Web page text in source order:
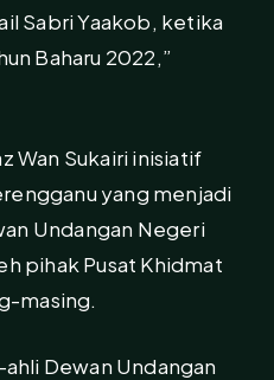
Sabri Yaakob, ketika
Baharu 2022,”
Wan Sukairi inisiatif
yang menjadi
Undangan Negeri
pihak Pusat Khidmat
masing.
Dewan Undangan